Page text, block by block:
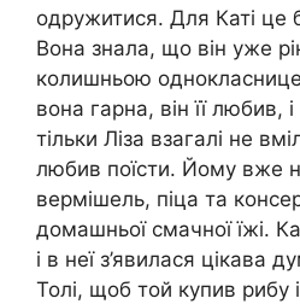
одружитися. Для Каті це
Вона знала, що він уже рік
колишньою
вона гарна, він її любив,
тільки Ліза взагалі не
любив поїсти. Йому вже
вермішель, піца та
домашньої смачної їжі.
і в неї з’явилася цікава
Толі, щоб той купив рибу